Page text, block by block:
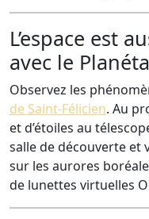
L’espace est
avec le
Observez les
de Saint-Félicien. Au
et d’étoiles au
salle de découverte et
sur les aurores
de lunettes virtuelles